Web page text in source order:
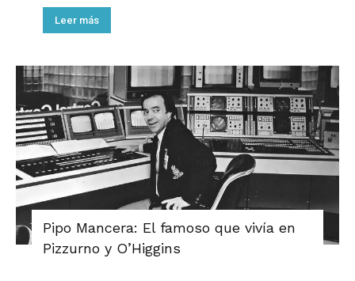
Leer más
Pipo Mancera: El famoso que vivía en
Pizzurno y O’Higgins